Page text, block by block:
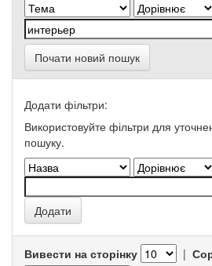
Почати новий пошук
Додати фільтри:
Використовуйте фільтри для
пошуку.
Вивести на сторінку |